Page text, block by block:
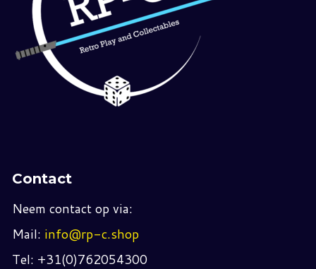
Contact
Neem contact op via:
Mail: info@rp-c.shop
Tel: +31(0)762054300